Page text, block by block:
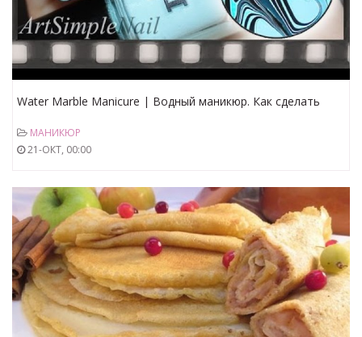
Water Marble Manicure | Водный маникюр. Как сделать
МАНИКЮР
21-ОКТ, 00:00